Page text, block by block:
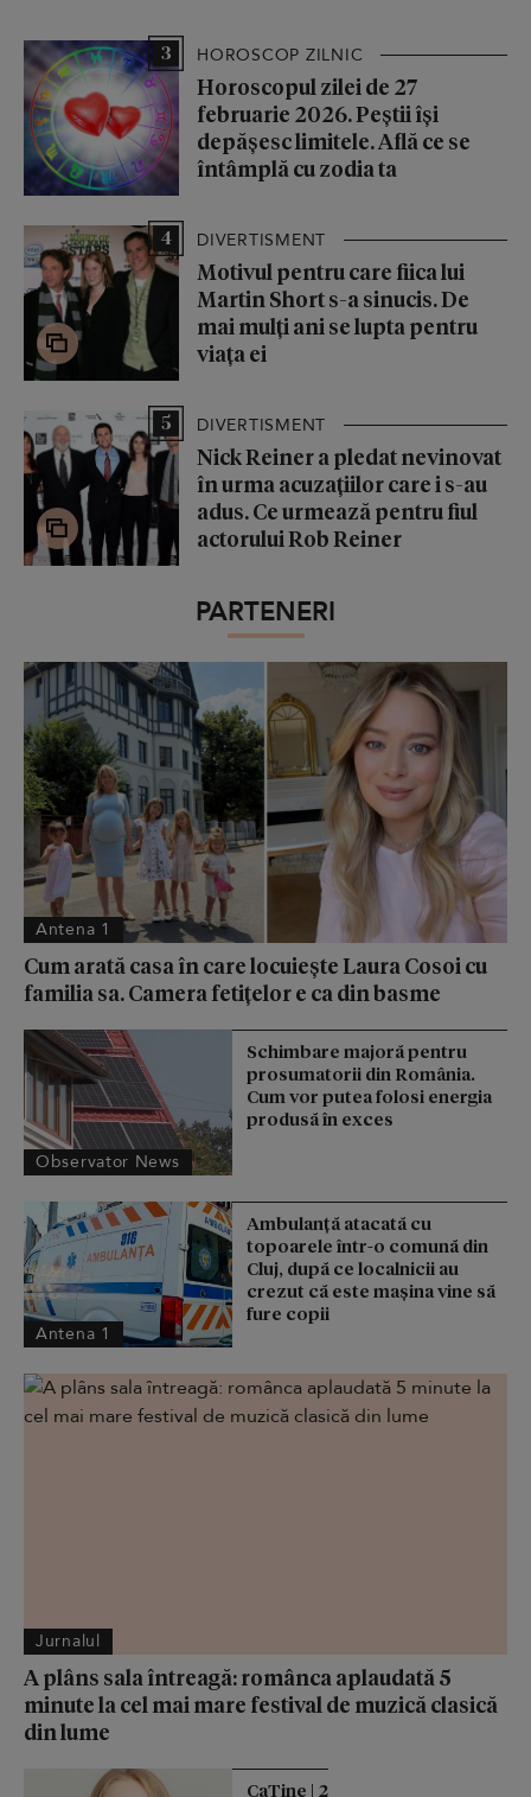
3 HOROSCOP ZILNIC
Horoscopul zilei de 27
februarie 2026. Peștii își
depășesc limitele. Află ce se
întâmplă cu zodia ta
4 DIVERTISMENT
Motivul pentru care fiica lui
Martin Short s-a sinucis. De
mai mulți ani se lupta pentru
viața ei
5 DIVERTISMENT
Nick Reiner a pledat nevinovat
în urma acuzațiilor care i s-au
adus. Ce urmează pentru fiul
actorului Rob Reiner
PARTENERI
Antena 1
Cum arată casa în care locuiește Laura Cosoi cu
familia sa. Camera fetițelor e ca din basme
Observator News
Schimbare majoră pentru
prosumatorii din România.
Cum vor putea folosi energia
produsă în exces
Antena 1
Ambulanță atacată cu
topoarele într-o comună din
Cluj, după ce localnicii au
crezut că este mașina vine să
fure copii
Jurnalul
A plâns sala întreagă: românca aplaudată 5
minute la cel mai mare festival de muzică clasică
din lume
CaTine | 2